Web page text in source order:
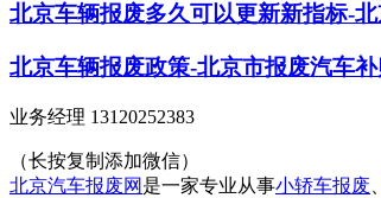
北京车辆报废多久可以更新新指标-
北京车辆报废政策-北京市报废汽车
业务经理 13120252383
（长按复制添加微信）
北京汽车报废网 是一家专业从事小轿车报废